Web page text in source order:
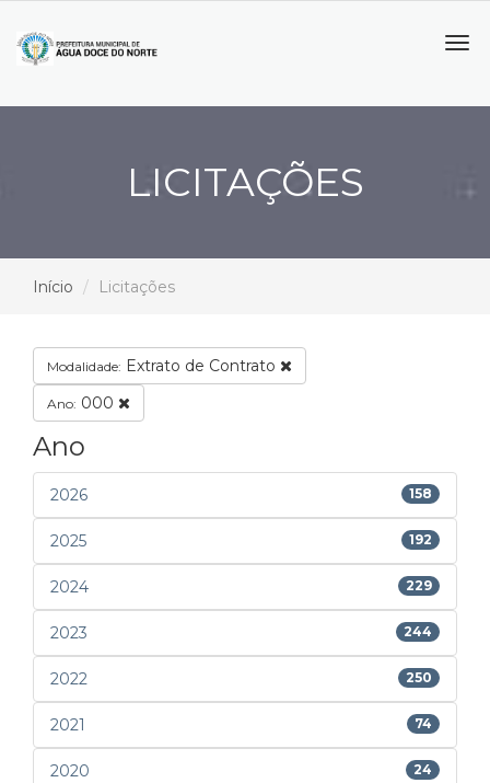
LICITAÇÕES
Início Licitações
Modalidade: Extrato de Contrato
Ano: 000
Ano
2026 158
2025 192
2024 229
2023 244
2022 250
2021 74
2020 24